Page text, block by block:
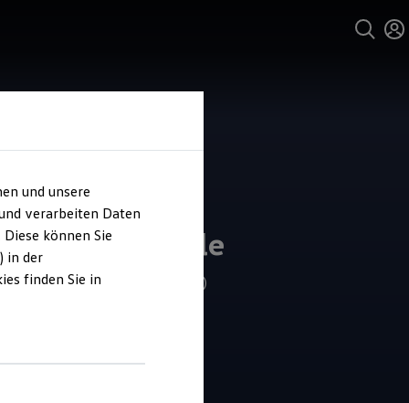
Automobile
4.9| 178 Bewertungen
und unsere
verarbeiten Daten
können Sie
in der
finden Sie in